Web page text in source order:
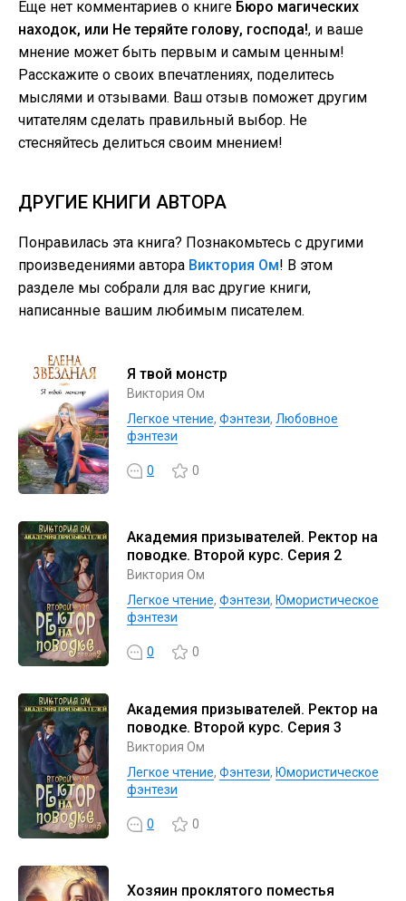
Еще нет комментариев о книге Бюро магических
находок, или Не теряйте голову, господа!, и ваше
мнение может быть первым и самым ценным!
Расскажите о своих впечатлениях, поделитесь
мыслями и отзывами. Ваш отзыв поможет другим
читателям сделать правильный выбор. Не
стесняйтесь делиться своим мнением!
ДРУГИЕ КНИГИ АВТОРА
Понравилась эта книга? Познакомьтесь с другими
произведениями автора Виктория Ом! В этом
разделе мы собрали для вас другие книги,
написанные вашим любимым писателем.
Я твой монстр
Виктория Ом
Легкое чтение, Фэнтези, Любовное
фэнтези
0 0
Академия призывателей. Ректор на
поводке. Второй курс. Серия 2
Виктория Ом
Легкое чтение, Фэнтези, Юмористическое
фэнтези
0 0
Академия призывателей. Ректор на
поводке. Второй курс. Серия 3
Виктория Ом
Легкое чтение, Фэнтези, Юмористическое
фэнтези
0 0
Хозяин проклятого поместья